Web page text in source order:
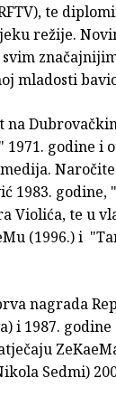
te
režije.
mladosti
na
godine i
1983.
Violića, te u
(1996.) i
nagrada
i 1987.
Sedmi)